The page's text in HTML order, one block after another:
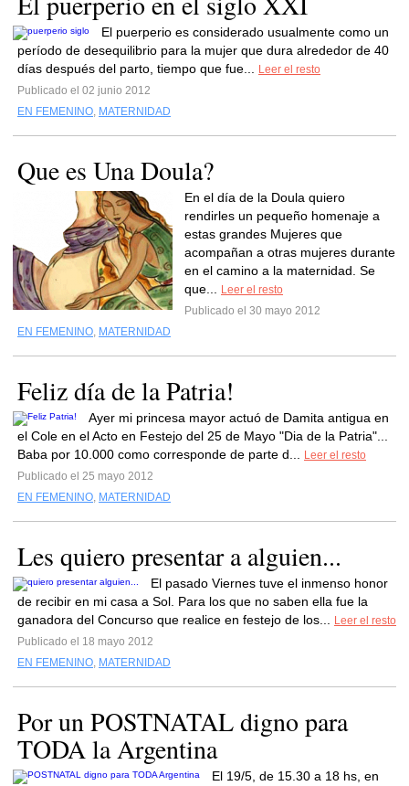
El puerperio es considerado usualmente como un
período de desequilibrio para la mujer que dura alrededor de 40
días después del parto, tiempo que fue...
Leer el resto
Publicado el 02 junio 2012
EN FEMENINO, MATERNIDAD
Que es Una Doula?
En el día de la Doula quiero
rendirles un pequeño homenaje a
estas grandes Mujeres que
acompañan a otras mujeres durante
en el camino a la maternidad. Se
que...
Leer el resto
Publicado el 30 mayo 2012
EN FEMENINO, MATERNIDAD
Feliz día de la Patria!
Ayer mi princesa mayor actuó de Damita antigua en
el Cole en el Acto en Festejo del 25 de Mayo "Dia de la Patria"...
Baba por 10.000 como corresponde de parte d...
Leer el resto
Publicado el 25 mayo 2012
EN FEMENINO, MATERNIDAD
Les quiero presentar a alguien...
El pasado Viernes tuve el inmenso honor
de recibir en mi casa a Sol. Para los que no saben ella fue la
ganadora del Concurso que realice en festejo de los...
Leer el resto
Publicado el 18 mayo 2012
EN FEMENINO, MATERNIDAD
Por un POSTNATAL digno para
TODA la Argentina
El 19/5, de 15.30 a 18 hs, en